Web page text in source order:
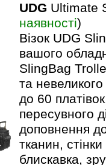
UDG Ultimate
наявності)
Візок UDG
вашого
SlingBag
та
до 60
пересувного
доповнення
тканин,
блискавка,